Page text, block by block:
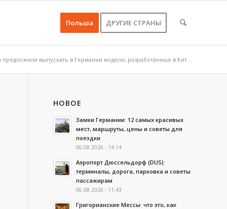
Польша ДРУГИЕ СТРАНЫ
предложили выпускать в Германии модели, разработанные в Кит...
НОВОЕ
Замки Германии: 12 самых красивых
мест, маршруты, цены и советы для
поездки
06.08.2026 - 14:14
Аэропорт Дюссельдорф (DUS):
терминалы, дорога, парковка и советы
пассажирам
06.08.2026 - 11:43
Григорианские Мессы: что это, как